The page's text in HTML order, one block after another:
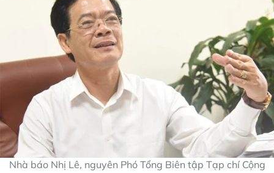
Nhà báo Nhị Lê, nguyên Phó Tổng Biên tập Tạp chí Cộng